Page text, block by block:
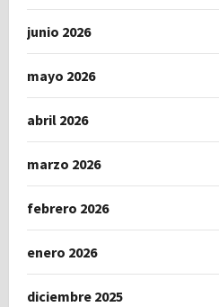
junio 2026
mayo 2026
abril 2026
marzo 2026
febrero 2026
enero 2026
diciembre 2025